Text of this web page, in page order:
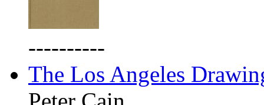
----------
The Los Angeles